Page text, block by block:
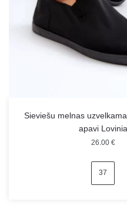
Sieviešu melnas
apavi Lovinia
26.00 €
37